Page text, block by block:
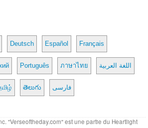
Deutsch Español Français
Português ภาษาไทย اللغة العربية
తెలుగు فارسی
"Verseoftheday.com" est une partie du Heartlight